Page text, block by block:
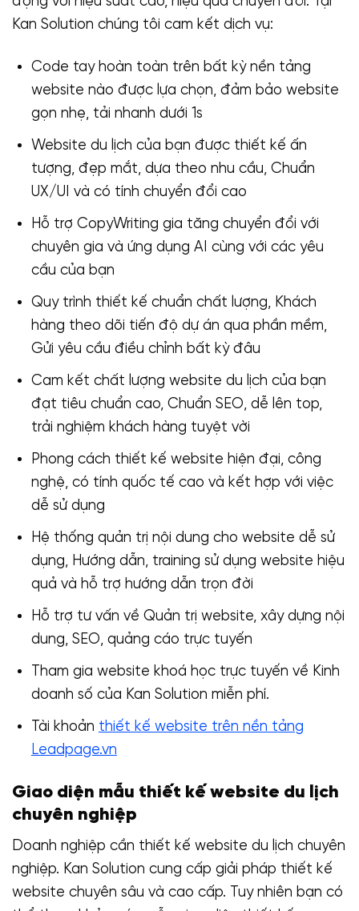
Kan Solution chúng tôi cam kết dịch vụ:
Code tay hoàn toàn trên bất kỳ nền tảng
website nào được lựa chọn, đảm bảo website
gọn nhẹ, tải nhanh dưới 1s
Website du lịch của bạn được thiết kế ấn
tượng, đẹp mắt, dựa theo nhu cầu, Chuẩn
UX/UI và có tính chuyển đổi cao
Hỗ trợ CopyWriting gia tăng chuyển đổi với
chuyên gia và ứng dụng AI cùng với các yêu
cầu của bạn
Quy trình thiết kế chuẩn chất lượng, Khách
hàng theo dõi tiến độ dự án qua phần mềm,
Gửi yêu cầu điều chỉnh bất kỳ đâu
Cam kết chất lượng website du lịch của bạn
đạt tiêu chuẩn cao, Chuẩn SEO, dễ lên top,
trải nghiệm khách hàng tuyệt vời
Phong cách thiết kế website hiện đại, công
nghệ, có tính quốc tế cao và kết hợp với việc
dễ sử dụng
Hệ thống quản trị nội dung cho website dễ sử
dụng, Hướng dẫn, training sử dụng website hiệu
quả và hỗ trợ hướng dẫn trọn đời
Hỗ trợ tư vấn về Quản trị website, xây dựng nội
dung, SEO, quảng cáo trực tuyến
Tham gia website khoá học trực tuyến về Kinh
doanh số của Kan Solution miễn phí.
Tài khoản thiết kế website trên nền tảng
Leadpage.vn
Giao diện mẫu thiết kế website du lịch
chuyên nghiệp
Doanh nghiệp cần thiết kế website du lịch chuyên
nghiệp. Kan Solution cung cấp giải pháp thiết kế
website chuyên sâu và cao cấp. Tuy nhiên bạn có